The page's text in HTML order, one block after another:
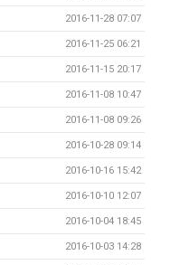
2016-11-28 07:07
2016-11-25 06:21
2016-11-15 20:17
2016-11-08 10:47
2016-11-08 09:26
2016-10-28 09:14
2016-10-16 15:42
2016-10-10 12:07
2016-10-04 18:45
2016-10-03 14:28